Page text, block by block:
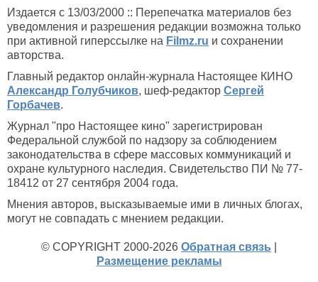
Издается с 13/03/2000 :: Перепечатка материалов без
уведомления и разрешения редакции возможна только
при активной гиперссылке на Filmz.ru и сохранении
авторства.
Главный редактор онлайн-журнала Настоящее КИНО
Александр Голубчиков, шеф-редактор Сергей
Горбачев.
Журнал "про Настоящее кино" зарегистрирован
Федеральной службой по надзору за соблюдением
законодательства в сфере массовых коммуникаций и
охране культурного наследия. Свидетельство ПИ № 77-
18412 от 27 сентября 2004 года.
Мнения авторов, высказываемые ими в личных блогах,
могут не совпадать с мнением редакции.
© COPYRIGHT 2000-2026 Обратная связь
Размещение рекламы